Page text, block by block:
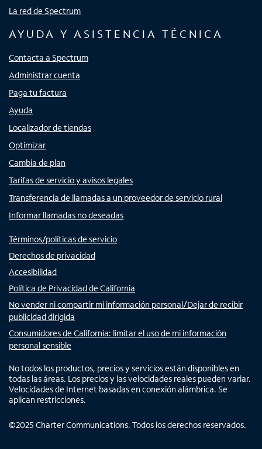
La red de Spectrum
AYUDA Y ASISTENCIA TÉCNICA
Contacta a Spectrum
Administrar cuenta
Paga tu factura
Ayuda
Localizador de tiendas
Optimizar
Cambia de plan
Tarifas de servicio y avisos legales
Transferencia de llamadas a un proveedor de servicio rural
Informar llamadas no deseadas
Términos/políticas de servicio
Derechos de privacidad
Accesibilidad
Política de Privacidad de California
No vender ni compartir mi información personal/Dejar de recibir
publicidad dirigida
Consumidores de California: limitar el uso de mi información
personal sensible
No todos los productos, precios y servicios están disponibles en
todas las áreas. Los precios y las velocidades reales pueden variar.
Velocidades de Internet basadas en conexión alámbrica. Se
aplican restricciones.
©2025 Charter Communications. Todos los derechos reservados.